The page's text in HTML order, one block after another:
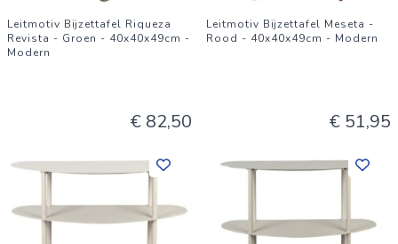
Leitmotiv Bijzettafel Riqueza
Revista - Groen - 40x40x49cm -
Modern
€ 82,50
Leitmotiv Bijzettafel Meseta -
Rood - 40x40x49cm - Modern
€ 51,95